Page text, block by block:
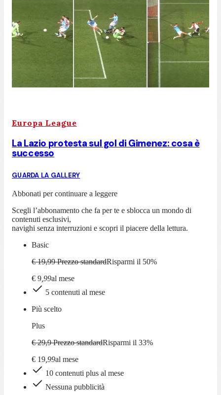
Europa League
La Lazio protesta sul gol di Gimenez: cosa è
successo
GUARDA LA GALLERY
Abbonati per continuare a leggere
Scegli l’abbonamento che fa per te e sblocca un mondo di
contenuti esclusivi,
navighi senza interruzioni e scopri il piacere della lettura.
Basic
€ 19,99 Prezzo standardRisparmi il 50%
€ 9 99al mese
5 contenuti al mese
Più scelto
Plus
€ 29,9 Prezzo standardRisparmi il 33%
€ 19 99al mese
10 contenuti plus al mese
Nessuna pubblicità